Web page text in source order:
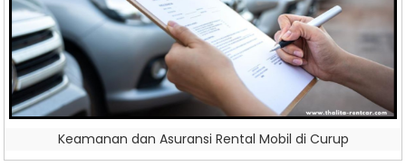
Keamanan dan Asuransi Rental Mobil di Curup